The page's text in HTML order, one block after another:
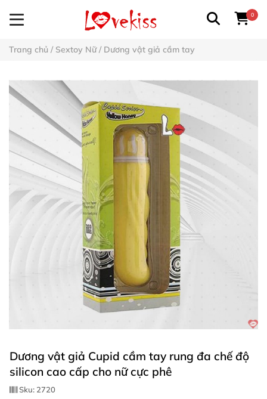
0
Trang chủ / Sextoy Nữ/ Dương vật giả cầm tay
Dương vật giả Cupid cầm tay rung đa chế độ
silicon cao cấp cho nữ cực phê
Sku: 2720